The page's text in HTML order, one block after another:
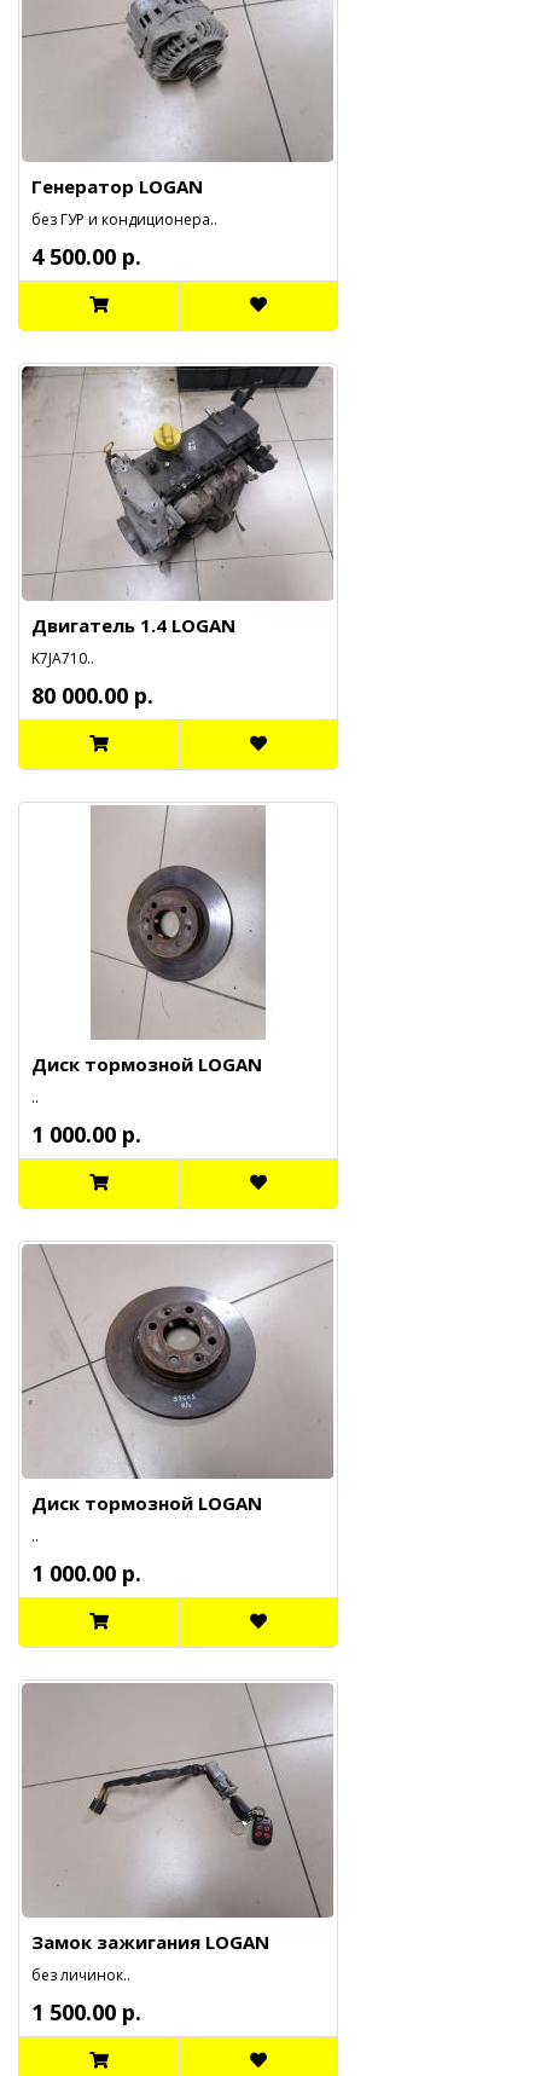
Генератор LOGAN
без ГУР и кондиционера..
4 500.00 р.
Двигатель 1.4 LOGAN
K7JA710..
80 000.00 р.
Диск тормозной LOGAN
..
1 000.00 р.
Диск тормозной LOGAN
..
1 000.00 р.
Замок зажигания LOGAN
без личинок..
1 500.00 р.